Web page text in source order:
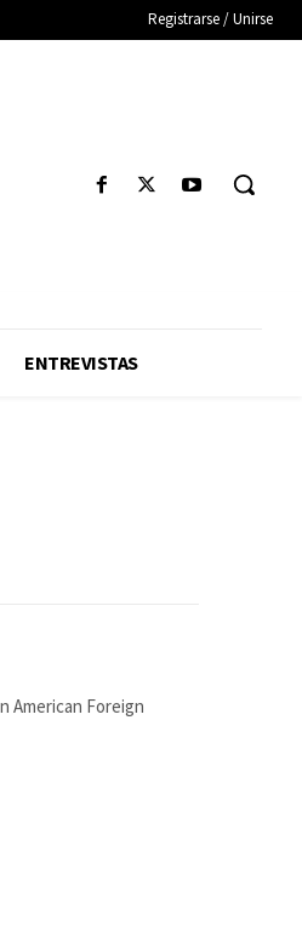
Registrarse / Unirse
ENTREVISTAS
American Foreign